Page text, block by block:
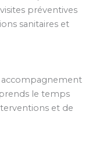
préventives
sanitaires et
accompagnement
le temps
et de